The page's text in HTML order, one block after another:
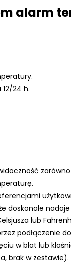
alarm
24 h.
doskonale nadaje
lub
podłączenie
w blat lub
brak w zestawie).